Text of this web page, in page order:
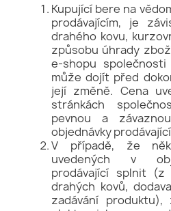
Kupující bere na
prodávajícím, je
drahého kovu,
způsobu úhrady
e-shopu
může dojít před
její změně. Cena
stránkách
pevnou a
objednávky
V případě, že
uvedených v
prodávající splnit
drahých kovů,
zadávání produktu),